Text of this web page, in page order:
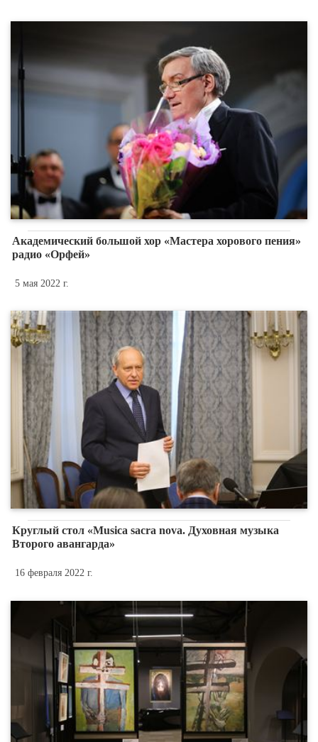
Академический большой хор «Мастера хорового пения»
радио «Орфей»
5 мая 2022 г.
Круглый стол «Musica sacra nova. Духовная музыка
Второго авангарда»
16 февраля 2022 г.